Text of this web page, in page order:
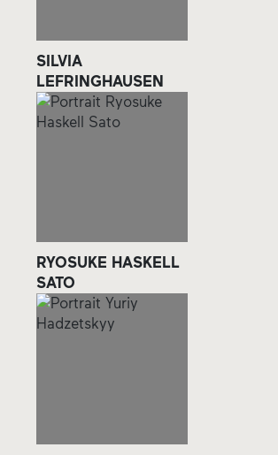
SILVIA
LEFRINGHAUSEN
RYOSUKE HASKELL
SATO